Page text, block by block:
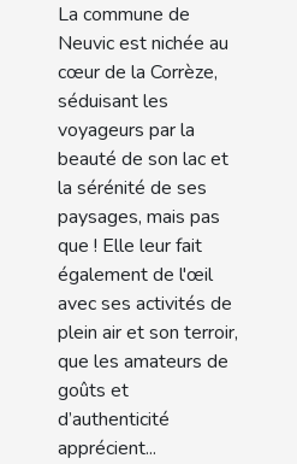
l’Hôtel du
Lac de
Neuvic,
classé Logis
de France !
La commune de
Neuvic est nichée au
cœur de la Corrèze,
séduisant les
voyageurs par la
beauté de son lac et
la sérénité de ses
paysages, mais pas
que ! Elle leur fait
également de l'œil
avec ses activités de
plein air et son terroir,
que les amateurs de
goûts et
d’authenticité
apprécient...